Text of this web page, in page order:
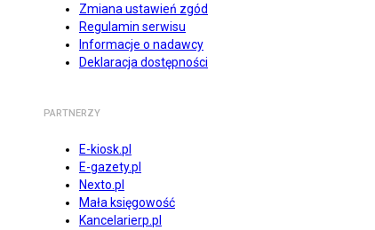
Zmiana ustawień zgód
Regulamin serwisu
Informacje o nadawcy
Deklaracja dostępności
PARTNERZY
E-kiosk.pl
E-gazety.pl
Nexto.pl
Mała księgowość
Kancelarierp.pl